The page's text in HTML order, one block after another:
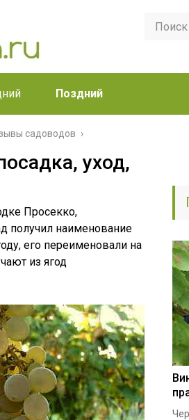
Поздний
садоводов
уход,
Просекко,
получил наименование
его переименовали на
из ягод